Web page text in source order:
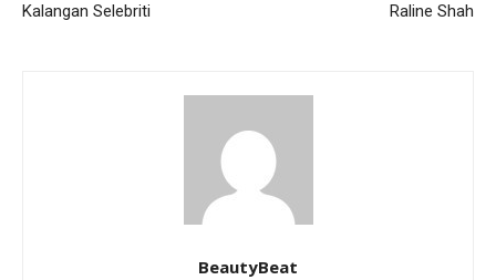
Kalangan Selebriti
Raline Shah
BeautyBeat